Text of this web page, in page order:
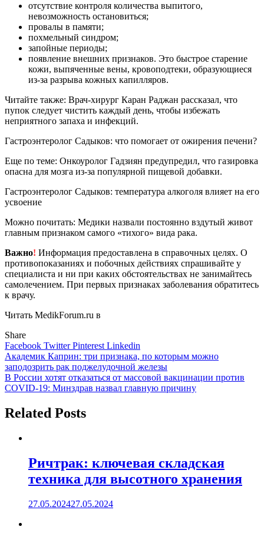
отсутствие контроля количества выпитого,
невозможность остановиться;
провалы в памяти;
похмельный синдром;
запойные периоды;
появление внешних признаков. Это быстрое старение
кожи, выпяченные вены, кровоподтеки, образующиеся
из-за разрыва кожных капилляров.
Читайте также: Врач-хирург Каран Раджан рассказал, что
пупок следует чистить каждый день, чтобы избежать
неприятного запаха и инфекций.
Гастроэнтеролог Садыков: что помогает от ожирения печени?
Еще по теме: Онкоуролог Гадзиян предупредил, что газировка
опасна для мозга из-за популярной пищевой добавки.
Гастроэнтеролог Садыков: температура алкоголя влияет на его
усвоение
Можно почитать: Медики назвали постоянно вздутый живот
главным признаком самого «тихого» вида рака.
Важно! Информация предоставлена в справочных целях. О
противопоказаниях и побочных действиях спрашивайте у
специалиста и ни при каких обстоятельствах не занимайтесь
самолечением. При первых признаках заболевания обратитесь
к врачу.
Читать MedikForum.ru в
Share
Facebook TwitterPinterest Linkedin
Навигация
по
записям
Академик Каприн: три признака, по которым можно
заподозрить рак поджелудочной железы
В России хотят отказаться от массовой вакцинации против
COVID-19: Минздрав назвал главную причину
Related Posts
Ричтрак: ключевая складская
техника для высотного хранения
27.05.202427.05.2024